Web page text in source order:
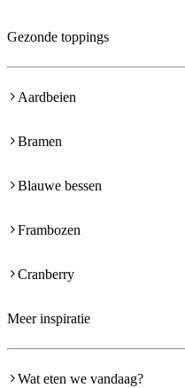
Gezonde toppings
Aardbeien
Bramen
Blauwe bessen
Frambozen
Cranberry
Meer inspiratie
Wat eten we vandaag?